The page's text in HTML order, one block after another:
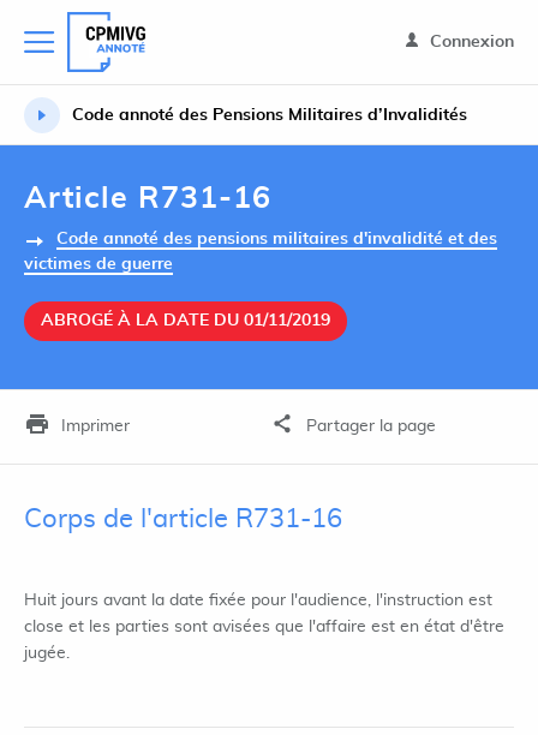
Connexion
Code annoté des Pensions Militaires d’Invalidités
Article R731-16
Code annoté des pensions militaires d'invalidité et des
victimes de guerre
ABROGÉ À LA DATE DU 01/11/2019
Imprimer Partager la page
Corps de l'article R731-16
Huit jours avant la date fixée pour l'audience, l'instruction est
close et les parties sont avisées que l'affaire est en état d'être
jugée.